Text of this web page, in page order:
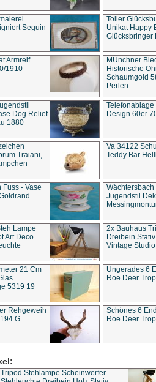
Seguin
Toller
Unikat Happy
Glücksbringer
Armreif
1910
MÜnchner
Historische
Schaumgold
Perlen
Dog Relief
1880
Telefonablage
Design 60er
Traiani,
Va 34122
Teddy Bär
- Vase
Jugendstil
Lampe
Art Deco
2x Bauhaus
Dreibein
Vintage
21 Cm
5319 19
Ungerades 6
Roe Deer
Rehgeweih
G
Schönes 6
Roe Deer
Tripod Stehlampe Scheinwerfer